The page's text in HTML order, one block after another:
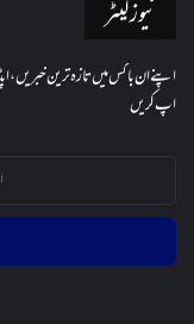
نیوز لیٹر
اپنے ان باکس میں تازہ ترین خبریں،
اپ کریں
ایڈریس
کریں